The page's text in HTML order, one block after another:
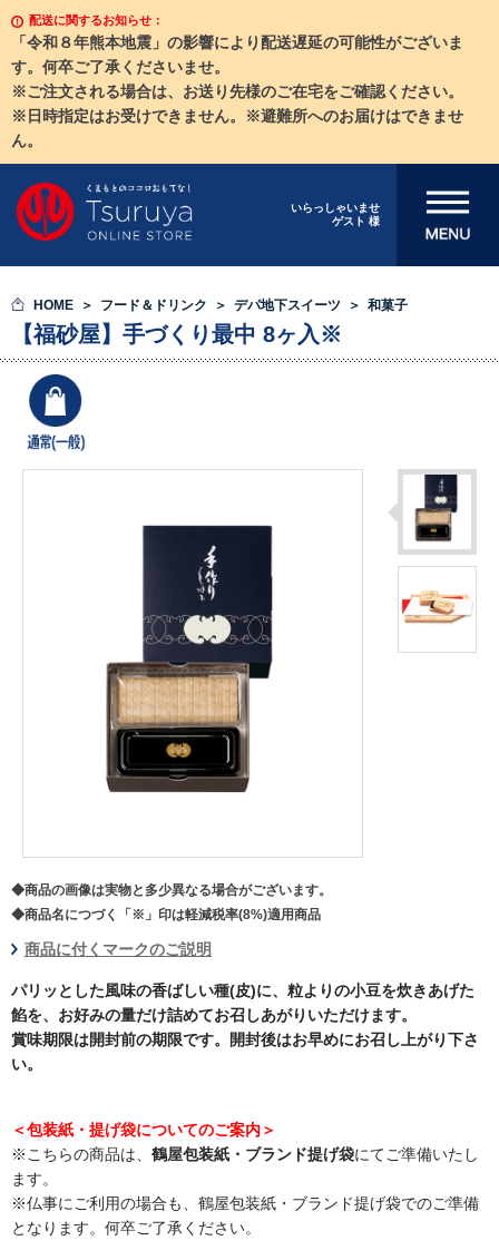
配送に関するお知らせ：
「令和８年熊本地震」の影響により配送遅延の可能性がございま
す。何卒ご了承くださいませ。
※ご注文される場合は、お送り先様のご在宅をご確認ください。
※日時指定はお受けできません。※避難所へのお届けはできませ
ん。
いらっしゃいませ
ゲスト 様
メニューを開
HOME フード＆ドリンク デパ地下スイーツ 和菓子
【福砂屋】手づくり最中 8ヶ入※
◆商品の画像は実物と多少異なる場合がございます。
◆商品名につづく「※」印は軽減税率(8%)適用商品
商品に付くマークのご説明
パリッとした風味の香ばしい種(皮)に、粒よりの小豆を炊きあげた
餡を、お好みの量だけ詰めてお召しあがりいただけます。
賞味期限は開封前の期限です。開封後はお早めにお召し上がり下さ
い。
＜包装紙・提げ袋についてのご案内＞
※こちらの商品は、 鶴屋包装紙・ブランド提げ袋にてご準備いたし
ます。
※仏事にご利用の場合も、鶴屋包装紙・ブランド提げ袋でのご準備
となります。何卒ご了承ください。